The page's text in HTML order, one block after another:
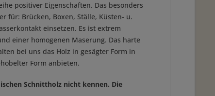
positiver Eigenschaften. Das besonders
für: Brücken, Boxen, Ställe, Küsten- u.
einsetzen. Es ist extrem
einer homogenen Maserung. Das harte
bei uns das Holz in gesägter Form in
Form anbieten.
Schnittholz nicht kennen. Die